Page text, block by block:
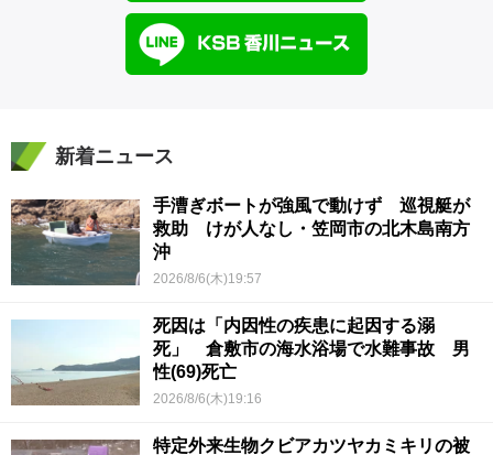
新着ニュース
手漕ぎボートが強風で動けず 巡視艇が
救助 けが人なし・笠岡市の北木島南方
沖
2026/8/6(木)19:57
死因は「内因性の疾患に起因する溺
死」 倉敷市の海水浴場で水難事故 男
性(69)死亡
2026/8/6(木)19:16
特定外来生物クビアカツヤカミキリの被